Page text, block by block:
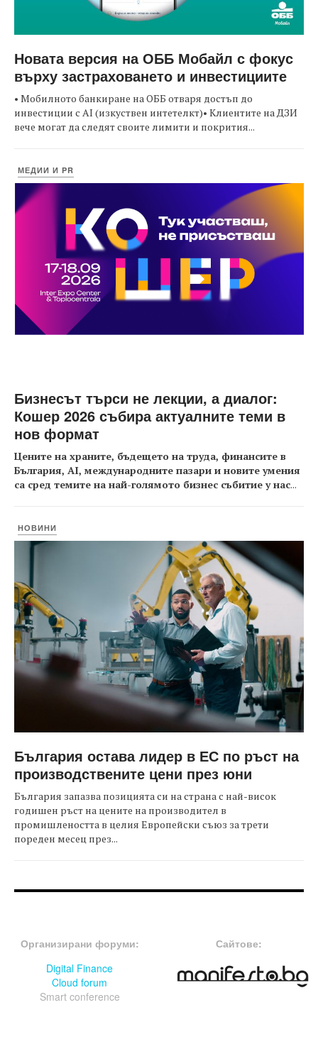
Новата версия на ОББ Мобайл с фокус
върху застраховането и инвестициите
• Мобилното банкиране на ОББ отваря достъп до
инвестиции с AI (изкуствен интетелкт)• Клиентите на ДЗИ
вече могат да следят своите лимити и покрития...
МЕДИИ И PR
Бизнесът търси не лекции, а диалог:
Кошер 2026 събира актуалните теми в
нов формат
Цените на храните, бъдещето на труда, финансите в
България, AI, международните пазари и новите умения
са сред темите на най-голямото бизнес събитие у нас...
НОВИНИ
България остава лидер в ЕС по ръст на
производствените цени през юни
България запазва позицията си на страна с най-висок
годишен ръст на цените на производител в
промишлеността в целия Европейски съюз за трети
пореден месец през...
Организирани форуми:
Digital Finance
Cloud forum
Smart conference
Сайтове: